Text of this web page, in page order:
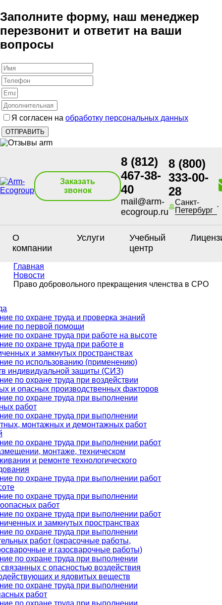
Заполните форму, наш менеджер
перезвонит и ответит на ваши
вопросы
Я согласен на обработку персональных данных
Заказать
звонок
8 (812)
467-38-
40
mail@arm-
ecogroup.ru
8 (800)
333-00-
28
Санкт-
Петербург
О
компании
Услуги
Учебный
центр
Главная
Новости
Право добровольного прекращения членства в СРО
по охране труда и проверка знаний
по первой помощи
по охране труда при работе на высоте
по охране труда при работе в
и замкнутых пространствах
по использованию (применению)
индивидуальной защиты (СИЗ)
по охране труда при воздействии
и опасных производственных факторов
по охране труда при выполнении
работ
по охране труда при выполнении
монтажных и демонтажных работ
по охране труда при выполнении работ
монтаже, техническом
и ремонте технологического
по охране труда при выполнении работ
по охране труда при выполнении
работ
по охране труда при выполнении работ
и замкнутых пространствах
по охране труда при выполнении
работ (окрасочные работы,
и газосварочные работы)
по охране труда при выполнении
связанных с опасностью воздействия
и ядовитых веществ
по охране труда при выполнении
работ
по охране труда при выполнении